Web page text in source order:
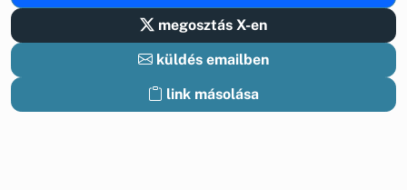
megosztás X-en
küldés emailben
link másolása